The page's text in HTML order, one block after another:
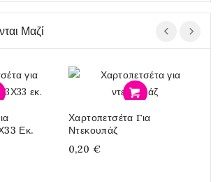
Μαζί
Εκ.
Χαρτοπετσέτα Για
Ντεκουπάζ
0,20 €